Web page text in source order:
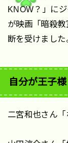
KNOW？」に
が映画「暗殺
断を受けました
自分が王子
二宮和也さん「